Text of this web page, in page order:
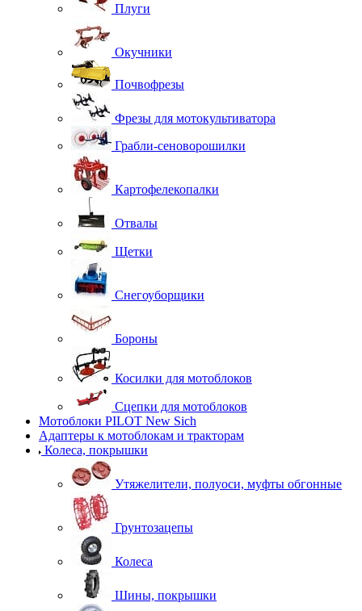
Плуги
Окучники
Почвофрезы
Фрезы для мотокультиватора
Грабли-сеноворошилки
Картофелекопалки
Отвалы
Щетки
Снегоуборщики
Бороны
Косилки для мотоблоков
Сцепки для мотоблоков
Мотоблоки PILOT New Sich
Адаптеры к мотоблокам и тракторам
Колеса, покрышки
Утяжелители, полуоси, муфты обгонные
Грунтозацепы
Колеса
Шины, покрышки